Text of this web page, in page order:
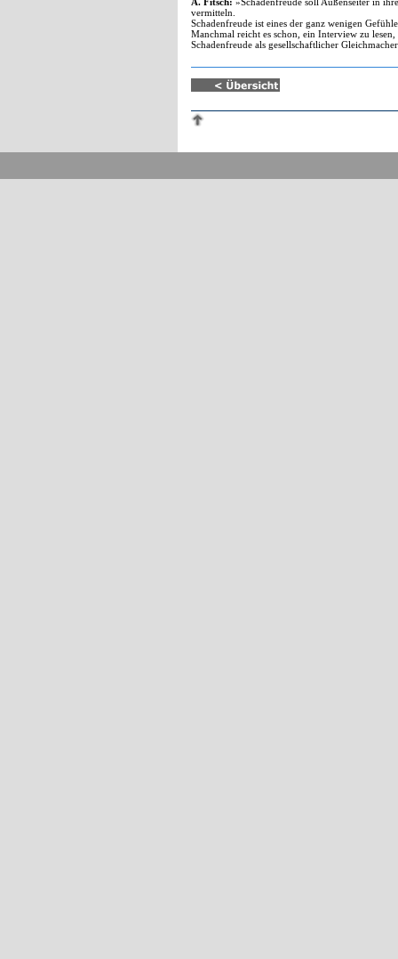
vermitteln.
Schadenfreude ist eines der ganz wenigen
Manchmal reicht es schon, ein Interview zu
Schadenfreude als gesellschaftlicher